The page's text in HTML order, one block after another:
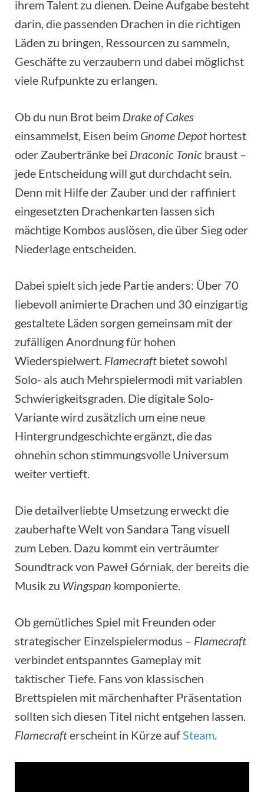
ihrem Talent zu dienen. Deine Aufgabe besteht
darin, die passenden Drachen in die richtigen
Läden zu bringen, Ressourcen zu sammeln,
Geschäfte zu verzaubern und dabei möglichst
viele Rufpunkte zu erlangen.
Ob du nun Brot beim Drake of Cakes
einsammelst, Eisen beim Gnome Depot hortest
oder Zaubertränke bei Draconic Tonic braust –
jede Entscheidung will gut durchdacht sein.
Denn mit Hilfe der Zauber und der raffiniert
eingesetzten Drachenkarten lassen sich
mächtige Kombos auslösen, die über Sieg oder
Niederlage entscheiden.
Dabei spielt sich jede Partie anders: Über 70
liebevoll animierte Drachen und 30 einzigartig
gestaltete Läden sorgen gemeinsam mit der
zufälligen Anordnung für hohen
Wiederspielwert. Flamecraft bietet sowohl
Solo- als auch Mehrspielermodi mit variablen
Schwierigkeitsgraden. Die digitale Solo-
Variante wird zusätzlich um eine neue
Hintergrundgeschichte ergänzt, die das
ohnehin schon stimmungsvolle Universum
weiter vertieft.
Die detailverliebte Umsetzung erweckt die
zauberhafte Welt von Sandara Tang visuell
zum Leben. Dazu kommt ein verträumter
Soundtrack von Paweł Górniak, der bereits die
Musik zu Wingspan komponierte.
Ob gemütliches Spiel mit Freunden oder
strategischer Einzelspielermodus – Flamecraft
verbindet entspanntes Gameplay mit
taktischer Tiefe. Fans von klassischen
Brettspielen mit märchenhafter Präsentation
sollten sich diesen Titel nicht entgehen lassen.
Flamecrafterscheint in Kürze aufSteam.